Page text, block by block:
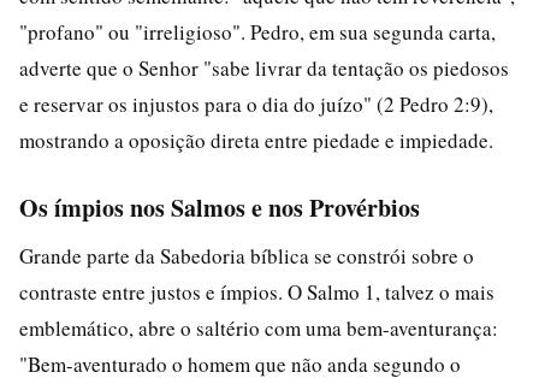
"profano" ou "irreligioso". Pedro, em sua segunda carta,
adverte que o Senhor "sabe livrar da tentação os piedosos
e reservar os injustos para o dia do juízo" (2 Pedro 2:9),
mostrando a oposição direta entre piedade e impiedade.
Os ímpios nos Salmos e nos Provérbios
Grande parte da Sabedoria bíblica se constrói sobre o
contraste entre justos e ímpios. O Salmo 1, talvez o mais
emblemático, abre o saltério com uma bem-aventurança:
"Bem-aventurado o homem que não anda segundo o